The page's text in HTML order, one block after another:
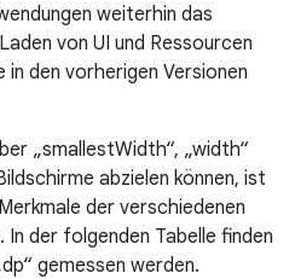
weiterhin das
von UI und Ressourcen
den vorherigen Versionen
„smallestWidth“, „width“
abzielen können, ist
der verschiedenen
In der folgenden Tabelle finden
gemessen werden.